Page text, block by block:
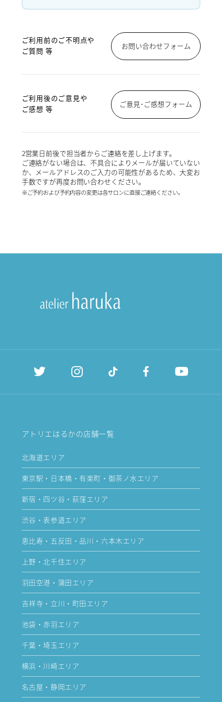
ご利用前のご不明点や
ご質問 等
お問い合わせフォーム
ご利用後のご意見や
ご感想 等
ご意見･ご感想フォーム
2営業日前後で担当者からご連絡を差し上げます。
ご連絡がない場合は、不具合によりメールが届いていない
か、メールアドレスのご入力の可能性があるため、大変お
手数ですが再度お問い合わせください。
※ご予約および予約内容の変更は各サロンに直接ご連絡ください。
アトリエはるかの店舗一覧
北海道エリア
東京駅・日本橋・有楽町・御茶ノ水エリア
新宿・四ツ谷・荻窪エリア
渋谷・表参道エリア
恵比寿・五反田・品川・六本木エリア
上野・北千住エリア
羽田空港・蒲田エリア
吉祥寺・立川・町田エリア
池袋・赤羽エリア
千葉・埼玉エリア
横浜・川崎エリア
名古屋・静岡エリア